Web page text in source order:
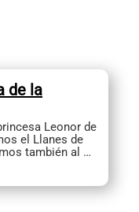
de la
Leonor de
el Llanes de
también al …